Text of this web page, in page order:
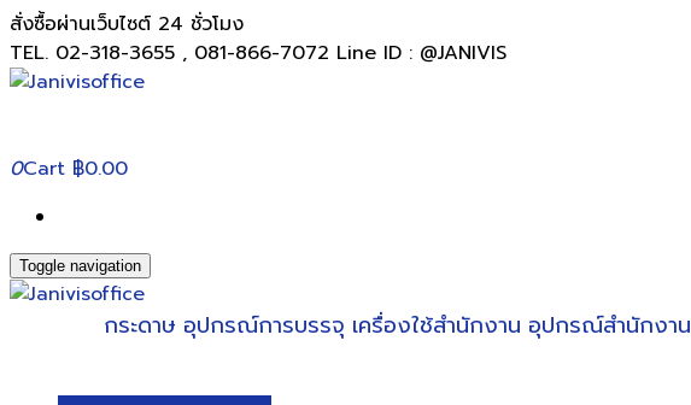
สั่งซื้อผ่านเว็บไซต์ 24 ชั่วโมง
TEL. 02-318-3655 , 081-866-7072 Line ID : @JANIVIS
0Cart ฿0.00
Toggle navigation
กระดาษ อุปกรณ์การบรรจุ เครื่องใช้สำนักงาน อุปกรณ์สำนักงาน